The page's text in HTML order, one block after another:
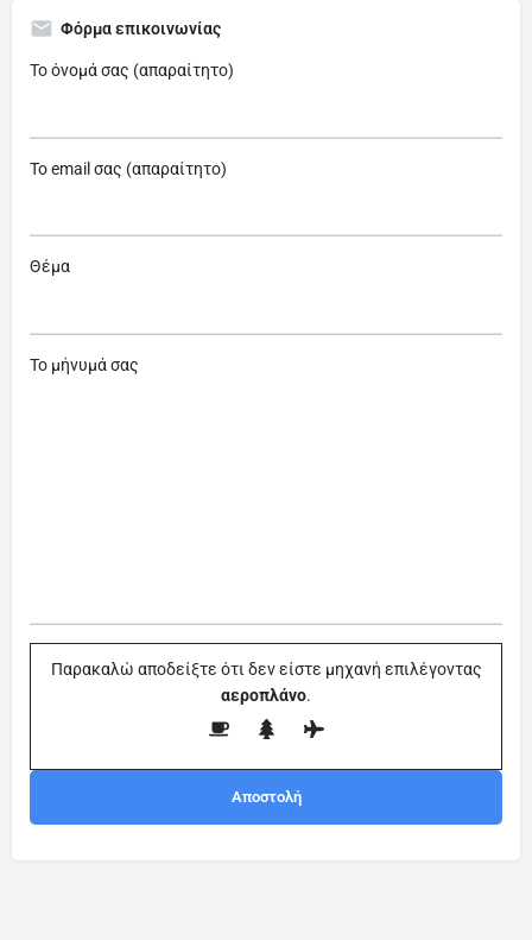
Φόρμα επικοινωνίας
Το όνομά σας (απαραίτητο)
Το email σας (απαραίτητο)
Θέμα
Το μήνυμά σας
Παρακαλώ αποδείξτε ότι δεν είστε μηχανή επιλέγοντας
αεροπλάνο.